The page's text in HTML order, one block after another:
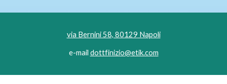
via Bernini 58, 80129 Napoli
e-mail dottfinizio@etik.com